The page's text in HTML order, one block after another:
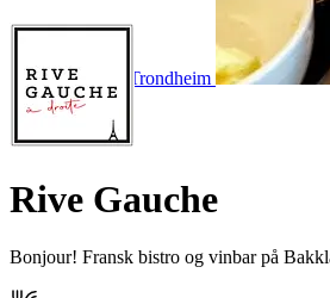
‹ Restauranter i Trondheim
Rive Gauche
Bonjour! Fransk bistro og vinbar på